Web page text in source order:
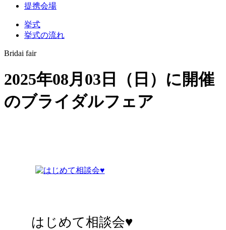
提携会場
挙式
挙式の流れ
Bridai fair
2025年08月03日（日）に開催
のブライダルフェア
はじめて相談会♥